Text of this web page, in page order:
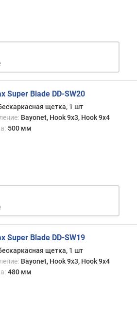
Super Blade DD-SW20
щетка, 1 шт
Bayonet, Hook 9x3, Hook 9x4
500 мм
Super Blade DD-SW19
щетка, 1 шт
Bayonet, Hook 9x3, Hook 9x4
480 мм